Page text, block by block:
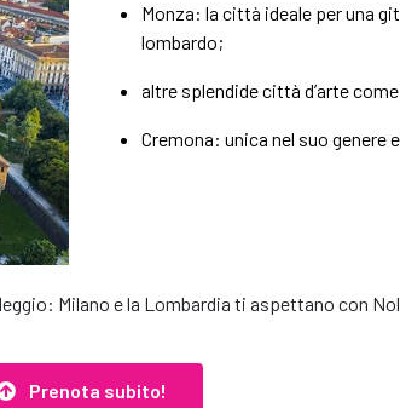
Monza: la città ideale per una
lombardo;
altre splendide città d’arte
Cremona: unica nel suo genere
Milano e la Lombardia ti aspettano con
Prenota subito!